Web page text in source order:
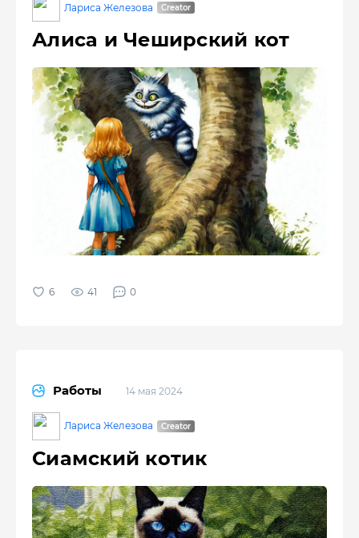
Лариса Железова
Алиса и Чеширский кот
41 0
Работы 14 мая 2024
Лариса Железова
Сиамский котик